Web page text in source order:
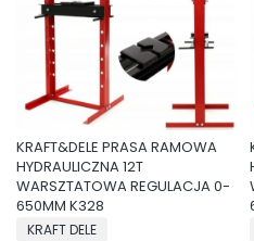
KRAFT&DELE PRASA RAMOWA
HYDRAULICZNA 12T
WARSZTATOWA REGULACJA 0-
650MM K328
PRODUCENT
KRAFT DELE